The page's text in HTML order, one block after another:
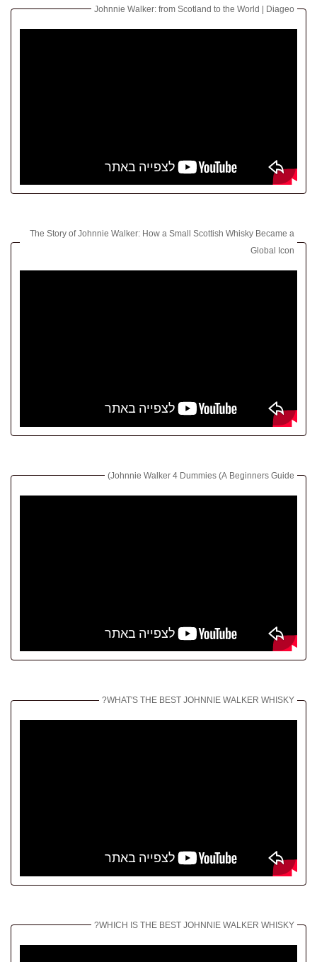
Johnnie Walker: from Scotland to the World | Diageo
The Story of Johnnie Walker: How a Small Scottish Whisky Became a
Global Icon
Johnnie Walker 4 Dummies (A Beginners Guide)
WHAT'S THE BEST JOHNNIE WALKER WHISKY?
WHICH IS THE BEST JOHNNIE WALKER WHISKY?